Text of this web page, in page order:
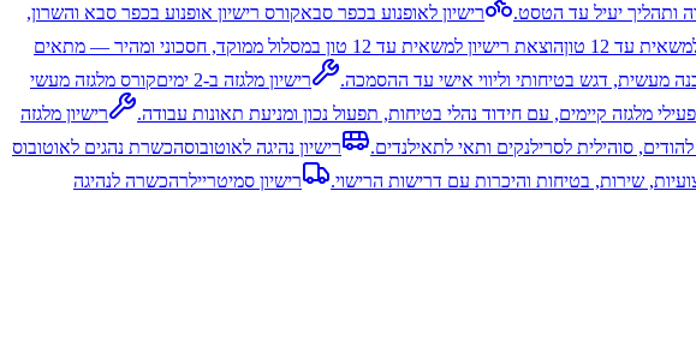
ותהליך יעיל עד הטסט. רישיון לאופנוע בכפר סבאקורס רישיון אופנוע בכפר סבא והשרון,
עד 12 טון
הוצאת רישיון למשאית עד 12 טון במסלול ממוקד, חסכוני ומהיר — מתאים
מעשית, דגש בטיחותי וליווי אישי עד ההסמכה. רישיון מלגזה ב-2 ימים
קורס מלגזה מעשי
מלגזה קיימים, עם חידוד נהלי בטיחות, תפעול נכון ומניעת תאונות עבודה.
רישיון מלגזה
סוהילית לסרילנקים ותאי לתאילנדים. רישיון נהיגה לאוטובוסהכשרת נהגים לאוטובוס
שירות, בטיחות והיכרות עם דרישות הרישוי. רישיון סמיטריילרהכשרה לנהיגה